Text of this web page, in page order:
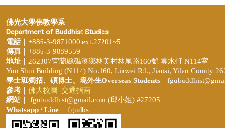
佛光大學佛教學系
Department of Buddhist Studies
電話｜+886-3-9871000 ext.27201~5
傳真 ｜+886-3-9889559
地址 ｜262307宜蘭縣礁溪鄉林美村林尾路160號 雲水軒 N114室
Yun Shui Building (N114) No.160, Linwei Rd., Jiaosi, Yilan County
學士班獨招、 碩博士、境外生Overseas Students
參考
佛大校圖
交通指南
網站｜ fgubuddhist@gmail.com (邱小姐) #27205
Whatsapp / Line ｜ fgudbs